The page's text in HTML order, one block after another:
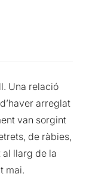
Una relació
arreglat
van sorgint
de ràbies,
al llarg de la
mai.